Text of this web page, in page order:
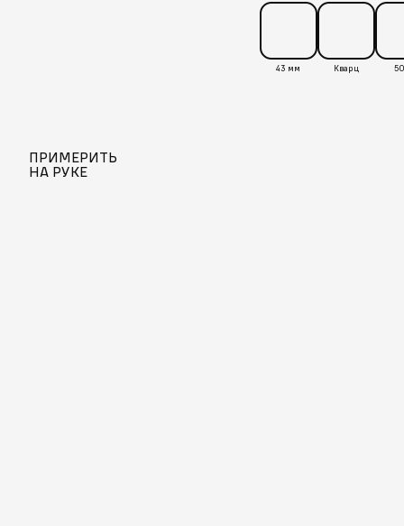
43 мм Кварц
ПРИМЕРИТЬ
НА РУКЕ